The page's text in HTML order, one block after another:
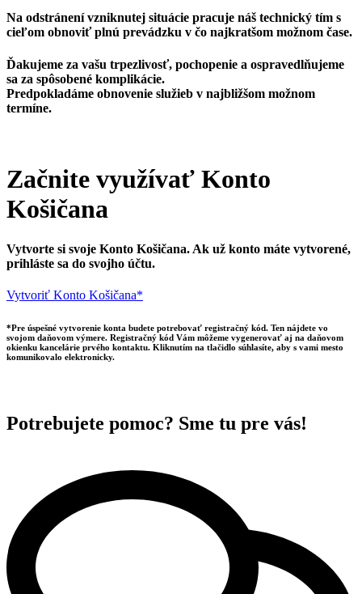
Na odstránení vzniknutej situácie pracuje náš technický tím s
cieľom obnoviť plnú prevádzku v čo najkratšom možnom čase.
Ďakujeme za vašu trpezlivosť, pochopenie a ospravedlňujeme
sa za spôsobené komplikácie.
Predpokladáme obnovenie služieb v najbližšom možnom
termíne.
Začnite využívať Konto
Košičana
Vytvorte si svoje Konto Košičana. Ak už konto máte vytvorené,
prihláste sa do svojho účtu.
Vytvoriť Konto Košičana*
*Pre úspešné vytvorenie konta budete potrebovať registračný kód. Ten nájdete vo
svojom daňovom výmere. Registračný kód Vám môžeme vygenerovať aj na daňovom
okienku kancelárie prvého kontaktu. Kliknutím na tlačidlo súhlasíte, aby s vami mesto
komunikovalo elektronicky.
Potrebujete pomoc? Sme tu pre vás!